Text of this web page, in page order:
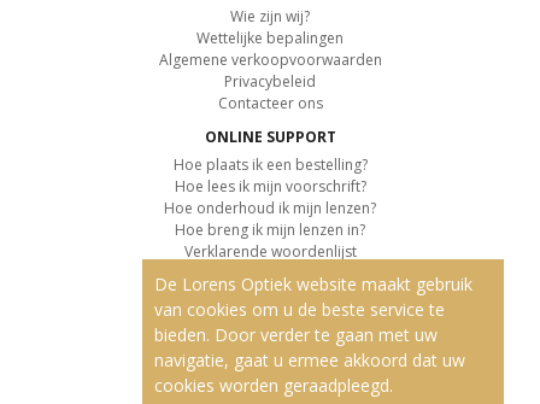
Wie zijn wij?
Wettelijke bepalingen
Algemene verkoopvoorwaarden
Privacybeleid
Contacteer ons
ONLINE SUPPORT
Hoe plaats ik een bestelling?
Hoe lees ik mijn voorschrift?
Hoe onderhoud ik mijn lenzen?
Hoe breng ik mijn lenzen in?
Verklarende woordenlijst
KLANTENSERVICE
Informatie over de levering
Informatie over de betaling
Retourvoorwaarden
ONZE PRODUCTEN
De Lorens Optiek website maakt gebruik
van cookies om u de beste service te
bieden. Door verder te gaan met uw
navigatie, gaat u ermee akkoord dat uw
cookies worden geraadpleegd.